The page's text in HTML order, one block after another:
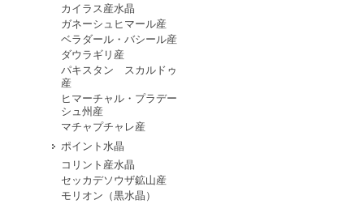
カイラス産水晶
ガネーシュヒマール産
ベラダール・バシール産
ダウラギリ産
パキスタン スカルドゥ
産
ヒマーチャル・プラデー
シュ州産
マチャプチャレ産
ポイント水晶
コリント産水晶
セッカデソウザ鉱山産
モリオン（黒水晶）